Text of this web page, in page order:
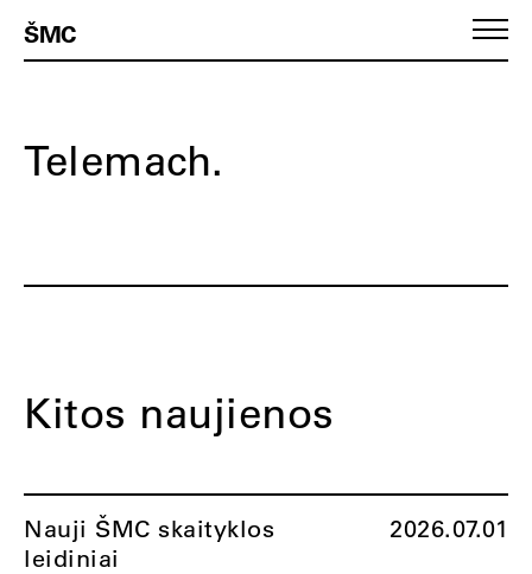
ŠMC
Telemach.
Kitos naujienos
Nauji ŠMC skaityklos
leidiniai
2026.07.01